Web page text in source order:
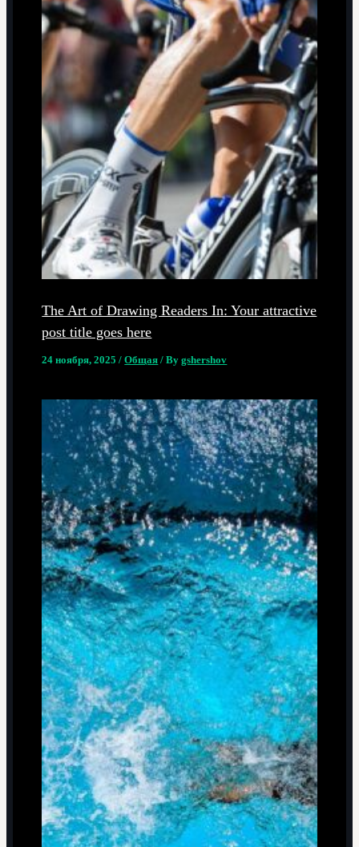
The Art of Drawing Readers In: Your attractive
post title goes here
24 ноября, 2025/Общая / Bygshershov